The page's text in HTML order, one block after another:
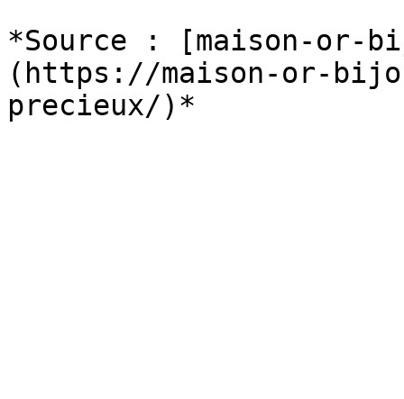
*Source : [maison-or-
(https://maison-or-